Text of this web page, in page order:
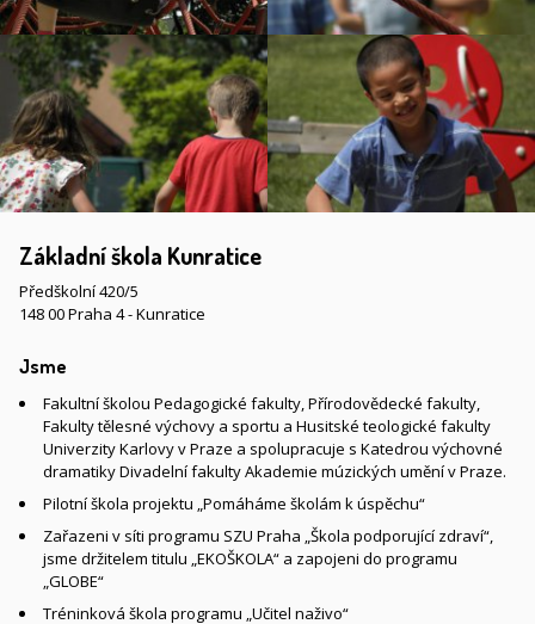
Základní škola Kunratice
Předškolní 420/5
148 00 Praha 4 - Kunratice
Jsme
Fakultní školou Pedagogické fakulty, Přírodovědecké fakulty,
Fakulty tělesné výchovy a sportu a Husitské teologické fakulty
Univerzity Karlovy v Praze a spolupracuje s Katedrou výchovné
dramatiky Divadelní fakulty Akademie múzických umění v Praze.
Pilotní škola projektu „Pomáháme školám k úspěchu“
Zařazeni v síti programu SZU Praha „Škola podporující zdraví“,
jsme držitelem titulu „EKOŠKOLA“ a zapojeni do programu
„GLOBE“
Tréninková škola programu „Učitel naživo“